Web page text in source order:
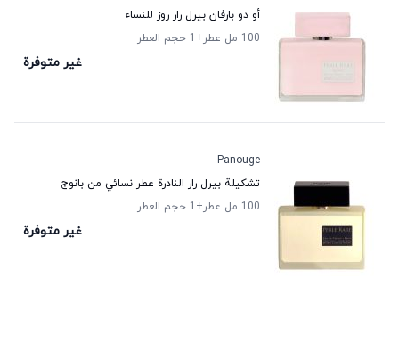
أو دو بارفان بيرل رار روز للنساء
100 مل عطر
+1 حجم العطر
غير متوفرة
Panouge
تشكيلة بيرل رار النادرة عطر نسائي من بانوج
100 مل عطر
+1 حجم العطر
غير متوفرة